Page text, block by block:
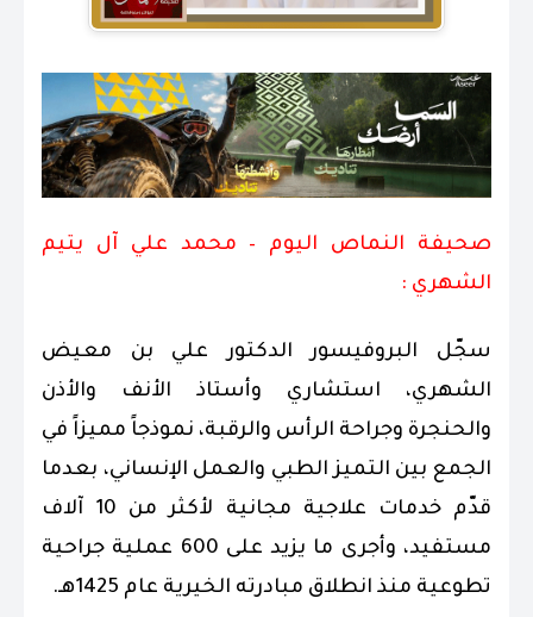
صحيفة النماص اليوم – محمد علي آل يتيم
الشهري :
سجّل البروفيسور الدكتور علي بن معيض
الشهري، استشاري وأستاذ الأنف والأذن
والحنجرة وجراحة الرأس والرقبة، نموذجاً مميزاً في
الجمع بين التميز الطبي والعمل الإنساني، بعدما
قدّم خدمات علاجية مجانية لأكثر من 10 آلاف
مستفيد، وأجرى ما يزيد على 600 عملية جراحية
تطوعية منذ انطلاق مبادرته الخيرية عام 1425هـ.